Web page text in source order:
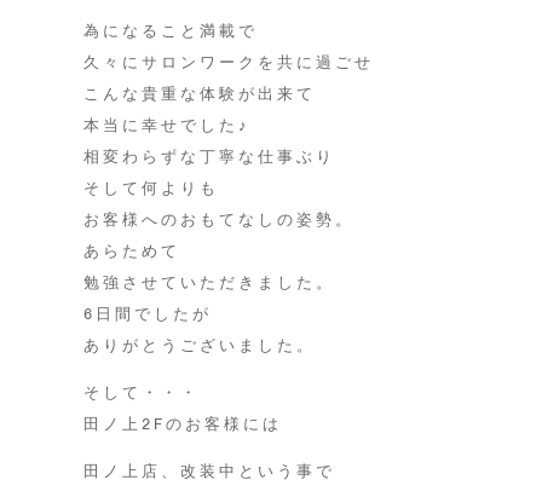
為になること満載で
久々にサロンワークを共に過ごせ
こんな貴重な体験が出来て
本当に幸せでした♪
相変わらずな丁寧な仕事ぶり
そして何よりも
お客様へのおもてなしの姿勢。
あらためて
勉強させていただきました。
6日間でしたが
ありがとうございました。
そして・・・
田ノ上2Fのお客様には
田ノ上店、改装中という事で